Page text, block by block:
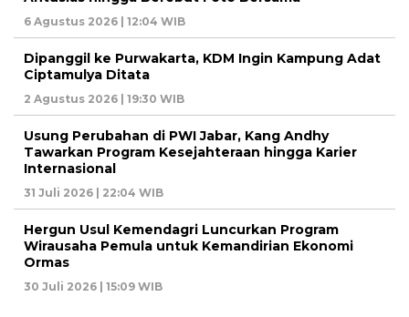
6 Agustus 2026 | 12:04 WIB
Dipanggil ke Purwakarta, KDM Ingin Kampung Adat
Ciptamulya Ditata
2 Agustus 2026 | 19:30 WIB
Usung Perubahan di PWI Jabar, Kang Andhy
Tawarkan Program Kesejahteraan hingga Karier
Internasional
31 Juli 2026 | 22:04 WIB
Hergun Usul Kemendagri Luncurkan Program
Wirausaha Pemula untuk Kemandirian Ekonomi
Ormas
30 Juli 2026 | 15:09 WIB